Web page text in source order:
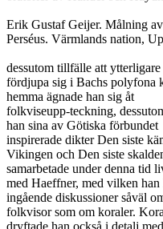
Erik Gustaf Geijer. Målning
Perséus. Värmlands nation,
dessutom tillfälle att ytterligare
fördjupa sig i Bachs polyfona
hemma ägnade han sig åt
folkviseupp-teckning,
han sina av Götiska förbundet
inspirerade dikter Den siste
Vikingen och Den siste
samarbetade under denna tid
med Haeffner, med vilken han
ingående diskussioner såväl
folkvisor som om koraler.
dryftade han också i detalj med